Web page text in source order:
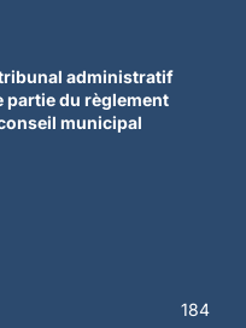
administratif
partie du règlement
municipal
184